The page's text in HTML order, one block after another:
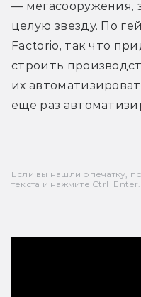
— мегасооружения,
целую звезду. По
Factorio, так что
строить
их
ещё раз
Если вы нашли опечатку,
текста и нажмите Ctrl+Enter.